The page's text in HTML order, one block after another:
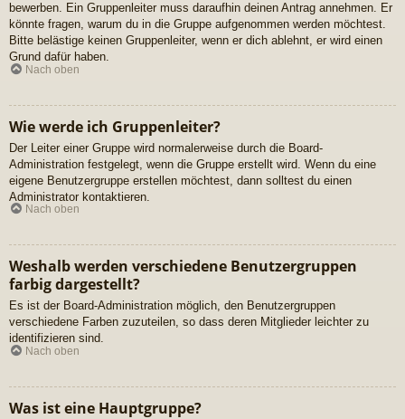
bewerben. Ein Gruppenleiter muss daraufhin deinen Antrag annehmen. Er
könnte fragen, warum du in die Gruppe aufgenommen werden möchtest.
Bitte belästige keinen Gruppenleiter, wenn er dich ablehnt, er wird einen
Grund dafür haben.
Nach oben
Wie werde ich Gruppenleiter?
Der Leiter einer Gruppe wird normalerweise durch die Board-
Administration festgelegt, wenn die Gruppe erstellt wird. Wenn du eine
eigene Benutzergruppe erstellen möchtest, dann solltest du einen
Administrator kontaktieren.
Nach oben
Weshalb werden verschiedene Benutzergruppen
farbig dargestellt?
Es ist der Board-Administration möglich, den Benutzergruppen
verschiedene Farben zuzuteilen, so dass deren Mitglieder leichter zu
identifizieren sind.
Nach oben
Was ist eine Hauptgruppe?